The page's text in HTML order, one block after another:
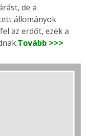
de a
állományok
az erdőt, ezek a
Tovább >>>